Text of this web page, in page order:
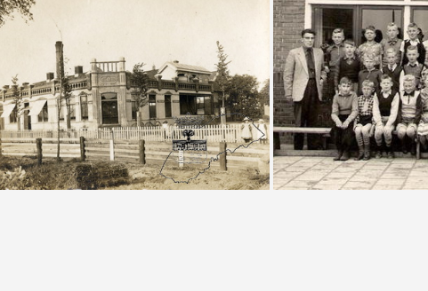
SB-00070 | Pietje Arjens Postuma - Scheltema